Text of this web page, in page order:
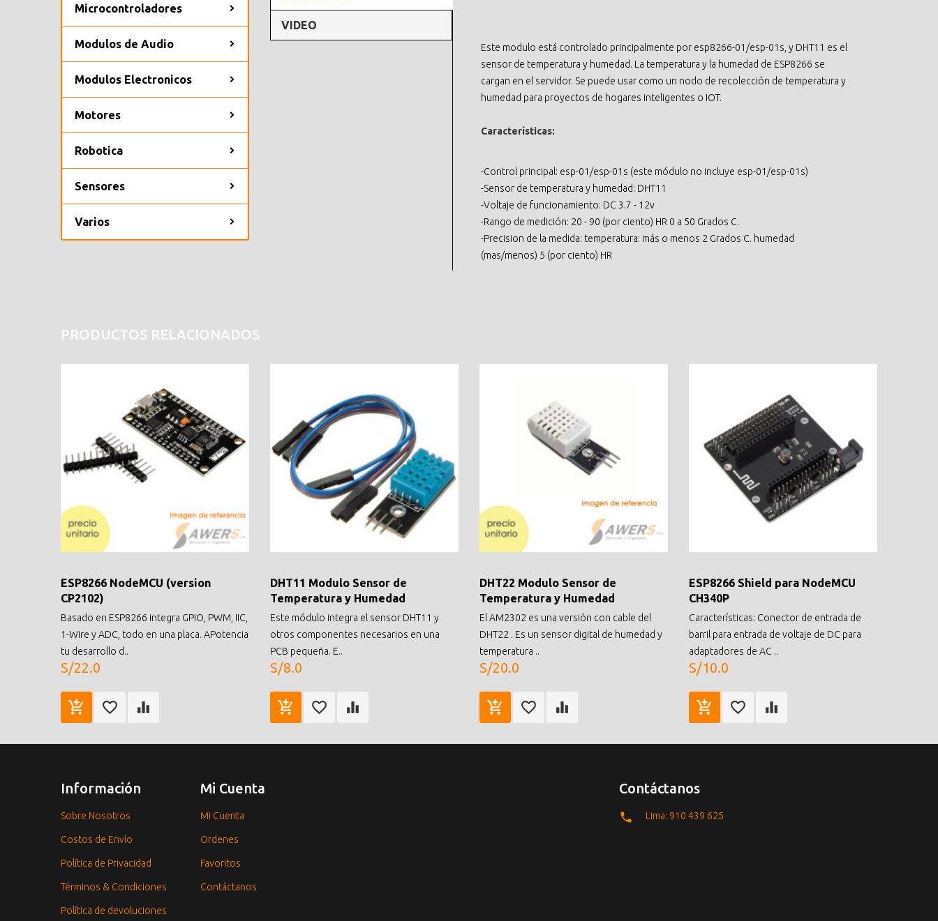
Microcontroladores
Modulos de Audio
Modulos Electronicos
Motores
Robotica
Sensores
Varios
VIDEO
Este modulo está controlado principalmente por esp8266-01/esp-01s, y DHT11 es el
sensor de temperatura y humedad. La temperatura y la humedad de ESP8266 se
cargan en el servidor. Se puede usar como un nodo de recolección de temperatura y
humedad para proyectos de hogares inteligentes o IOT.
Características:
-Control principal: esp-01/esp-01s (este módulo no incluye esp-01/esp-01s)
-Sensor de temperatura y humedad: DHT11
-Voltaje de funcionamiento: DC 3.7 - 12v
-Rango de medición: 20 - 90 (por ciento) HR 0 a 50 Grados C.
-Precision de la medida: temperatura: más o menos 2 Grados C. humedad
(mas/menos) 5 (por ciento) HR
PRODUCTOS RELACIONADOS
ESP8266 NodeMCU (version
CP2102)
Basado en ESP8266 integra GPIO, PWM, IIC,
1-Wire y ADC, todo en una placa. APotencia
tu desarrollo d..
S/22.0
DHT11 Modulo Sensor de
Temperatura y Humedad
Este módulo integra el sensor DHT11 y
otros componentes necesarios en una
PCB pequeña. E..
S/8.0
DHT22 Modulo Sensor de
Temperatura y Humedad
El AM2302 es una versión con cable del
DHT22 . Es un sensor digital de humedad y
temperatura ..
S/20.0
ESP8266 Shield para NodeMCU
CH340P
Características: Conector de entrada de
barril para entrada de voltaje de DC para
adaptadores de AC ..
S/10.0
Información
Sobre Nosotros
Costos de Envío
Política de Privacidad
Términos & Condiciones
Política de devoluciones
Mi Cuenta
Mi Cuenta
Ordenes
Favoritos
Contáctanos
Contáctanos
Lima: 910 439 625